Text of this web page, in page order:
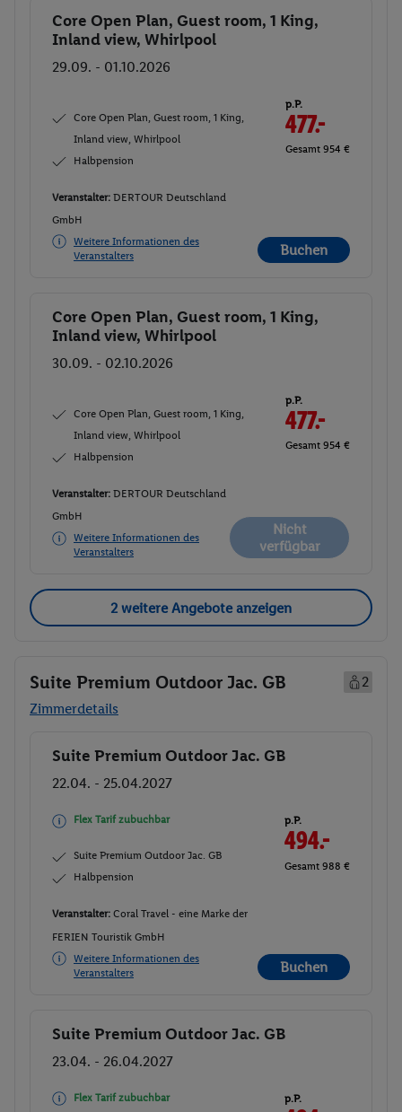
Buchen
Core Open Plan, Guest room, 1 King,
Inland view, Whirlpool
29.09. - 01.10.2026
Core Open Plan, Guest room, 1 King,
Inland view, Whirlpool
Halbpension
p.P.
477.-
Gesamt 954 €
Veranstalter: DERTOUR Deutschland
GmbH
Weitere Informationen des
Veranstalters
Buchen
Buchen
Core Open Plan, Guest room, 1 King,
Inland view, Whirlpool
30.09. - 02.10.2026
Core Open Plan, Guest room, 1 King,
Inland view, Whirlpool
Halbpension
p.P.
477.-
Gesamt 954 €
Veranstalter: DERTOUR Deutschland
GmbH
Weitere Informationen des
Veranstalters
Nicht
verfügbar
2 weitere Angebote anzeigen
Suite Premium Outdoor Jac. GB
2
Zimmerdetails
Buchen
Suite Premium Outdoor Jac. GB
22.04. - 25.04.2027
Flex Tarif zubuchbar
Suite Premium Outdoor Jac. GB
Halbpension
p.P.
494.-
Gesamt 988 €
Veranstalter: Coral Travel - eine Marke der
FERIEN Touristik GmbH
Weitere Informationen des
Veranstalters
Buchen
Buchen
Suite Premium Outdoor Jac. GB
23.04. - 26.04.2027
Flex Tarif zubuchbar p.P.